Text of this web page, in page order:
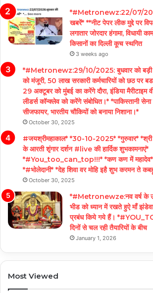
*#Metronewz:22/07/
खबरें* **नीट पेपर लीक मुद्दे पर
लगातार जोरदार हंगामा, विधायी
किसानों का दिल्ली कूच स्थगित
3 weeks ago
*#Metronewz:29/10/2025: बुधवार को बड़ी
को मंजूरी, 50 लाख सरकारी कर्मचारियों को छठ पर
29 अक्टूबर को मुंबई का करेंगे दौरा, इंडिया मैरीटाइम
लीडर्स कॉन्क्लेव को करेंगे संबोधित।* *पाकिस्तानी सेना
सीजफायर, भारतीय चौकियों को बनाया निशाना।*
October 30, 2025
#जयश्रीमहाकाल* *30-10-2025* *गुरुवार* *श्री
के आरती शृंगार दर्शन #live की हार्दिक शुभकामनाएं*
*#You_too_can_top!!!* *कण कण में महादेव*
*#भोलेदानी* *देह शिवा वर मोहि इहै शुभ करमन ते
October 30, 2025
*#Metronewze:नव वर्ष के
भीड को ध्यान में रखते हुऐ माँ
प्रबंध किये गये हैं।
दिनों से चल रही तैयारियों के बीच
January 1, 2026
Most Viewed